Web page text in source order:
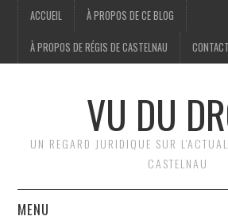
ACCUEIL À PROPOS DE CE BLOG
À PROPOS DE RÉGIS DE CASTELNAU CONTACT
VU DU
UN REGARD JURIDIQUE SUR
CASTELNAU
MENU